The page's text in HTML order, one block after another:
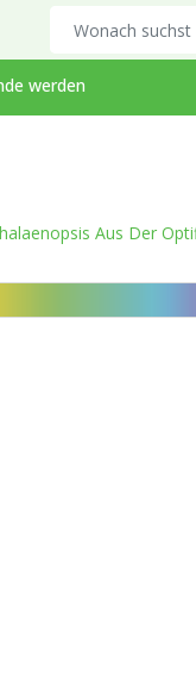
werden
Aus Der